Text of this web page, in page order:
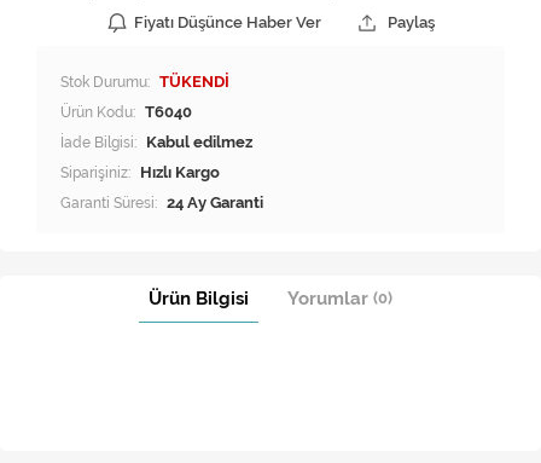
Fiyatı Düşünce Haber Ver
Paylaş
Stok Durumu: TÜKENDİ
Ürün Kodu: T6040
İade Bilgisi:
Siparişiniz: Hızlı Kargo
Garanti Süresi: 24 Ay Garanti
Ürün Bilgisi Yorumlar (0)